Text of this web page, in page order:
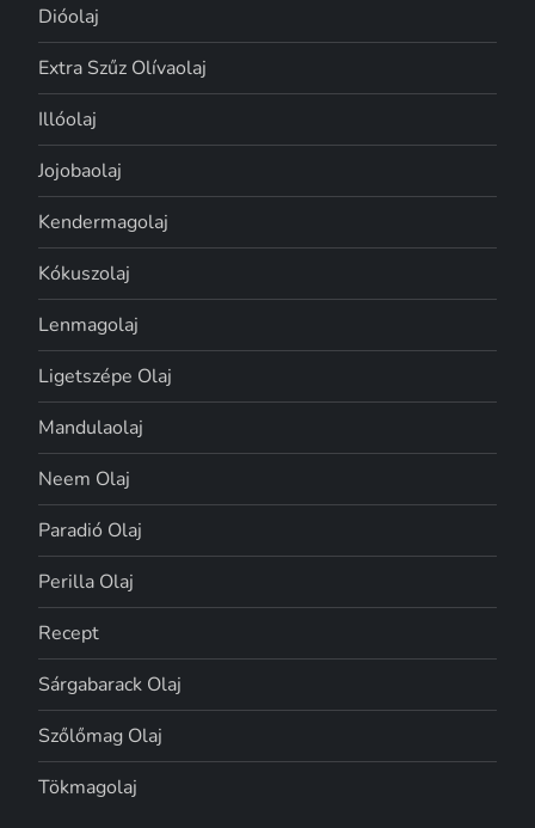
Dióolaj
Extra Szűz Olívaolaj
Illóolaj
Jojobaolaj
Kendermagolaj
Kókuszolaj
Lenmagolaj
Ligetszépe Olaj
Mandulaolaj
Neem Olaj
Paradió Olaj
Perilla Olaj
Recept
Sárgabarack Olaj
Szőlőmag Olaj
Tökmagolaj